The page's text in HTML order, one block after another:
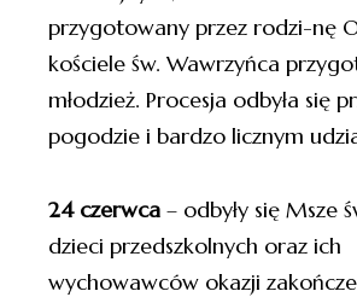
przygotowany przez rodzi-nę
kościele św. Wawrzyńca
młodzież. Procesja odbyła się
pogodzie i bardzo licznym
24 czerwca – odbyły się Msze
dzieci przedszkolnych oraz ich
wychowawców okazji